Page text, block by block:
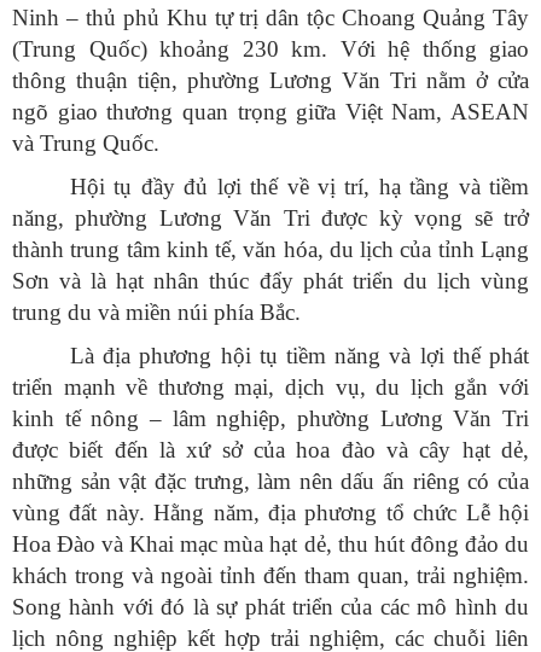
Ninh – thủ phủ Khu tự trị dân tộc Choang Quảng Tây
(Trung Quốc) khoảng 230 km. Với hệ thống giao
thông thuận tiện, phường Lương Văn Tri nằm ở cửa
ngõ giao thương quan trọng giữa Việt Nam, ASEAN
và Trung Quốc.
Hội tụ đầy đủ lợi thế về vị trí, hạ tầng và tiềm
năng, phường Lương Văn Tri được kỳ vọng sẽ trở
thành trung tâm kinh tế, văn hóa, du lịch của tỉnh Lạng
Sơn và là hạt nhân thúc đẩy phát triển du lịch vùng
trung du và miền núi phía Bắc.
Là địa phương hội tụ tiềm năng và lợi thế phát
triển mạnh về thương mại, dịch vụ, du lịch gắn với
kinh tế nông – lâm nghiệp, phường Lương Văn Tri
được biết đến là xứ sở của hoa đào và cây hạt dẻ,
những sản vật đặc trưng, làm nên dấu ấn riêng có của
vùng đất này. Hằng năm, địa phương tổ chức Lễ hội
Hoa Đào và Khai mạc mùa hạt dẻ, thu hút đông đảo du
khách trong và ngoài tỉnh đến tham quan, trải nghiệm.
Song hành với đó là sự phát triển của các mô hình du
lịch nông nghiệp kết hợp trải nghiệm, các chuỗi liên